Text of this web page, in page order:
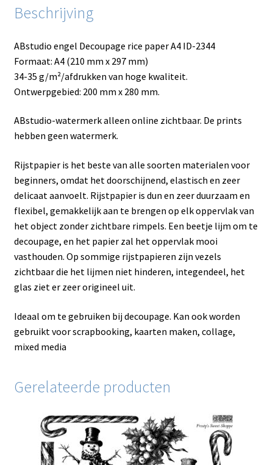
Beschrijving
ABstudio engel Decoupage rice paper A4 ID-2344
Formaat: A4 (210 mm x 297 mm)
34-35 g/m²/afdrukken van hoge kwaliteit.
Ontwerpgebied: 200 mm x 280 mm.
ABstudio-watermerk alleen online zichtbaar. De prints
hebben geen watermerk.
Rijstpapier is het beste van alle soorten materialen voor
beginners, omdat het doorschijnend, elastisch en zeer
delicaat aanvoelt. Rijstpapier is dun en zeer duurzaam en
flexibel, gemakkelijk aan te brengen op elk oppervlak van
het object zonder zichtbare rimpels. Een beetje lijm om te
decoupage, en het papier zal het oppervlak mooi
vasthouden. Op sommige rijstpapieren zijn vezels
zichtbaar die het lijmen niet hinderen, integendeel, het
glas ziet er zeer origineel uit.
Ideaal om te gebruiken bij decoupage. Kan ook worden
gebruikt voor scrapbooking, kaarten maken, collage,
mixed media
Gerelateerde producten